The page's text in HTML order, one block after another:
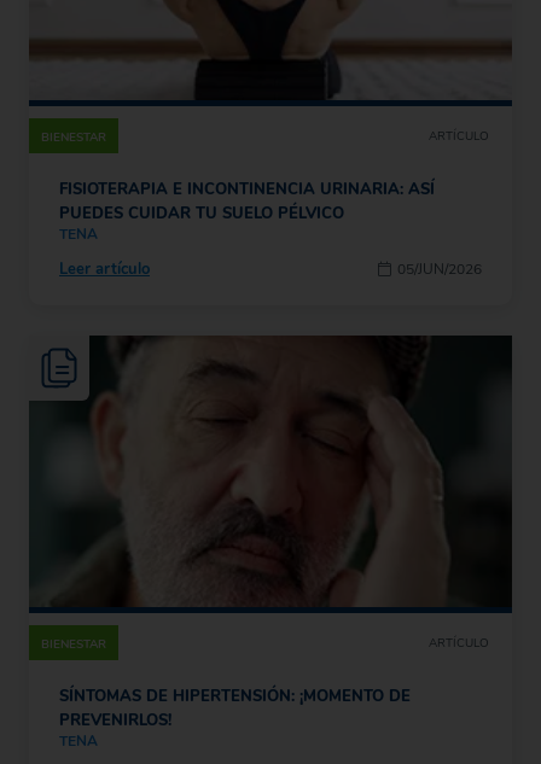
BIENESTAR ARTÍCULO
FISIOTERAPIA E INCONTINENCIA URINARIA: ASÍ
PUEDES CUIDAR TU SUELO PÉLVICO
TENA
05/JUN/2026
Leer artículo
BIENESTAR ARTÍCULO
SÍNTOMAS DE HIPERTENSIÓN: ¡MOMENTO DE
PREVENIRLOS!
TENA